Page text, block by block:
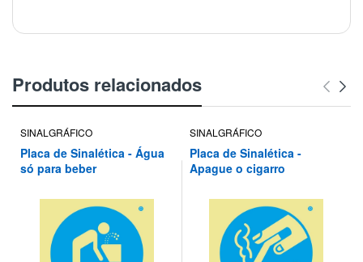
Produtos relacionados
SINALGRÁFICO
Placa de Sinalética - Água
só para beber
SINALGRÁFICO
Placa de Sinalética -
Apague o cigarro